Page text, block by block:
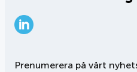
Prenumerera på vårt